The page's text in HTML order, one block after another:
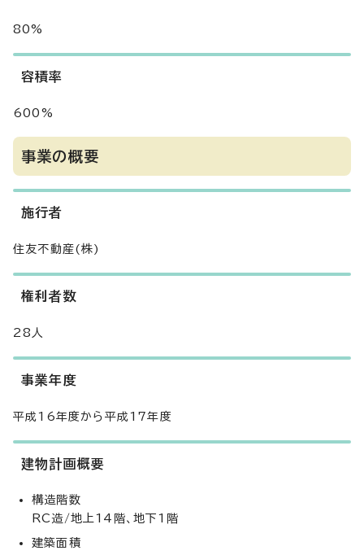
80%
容積率
600%
事業の概要
施行者
住友不動産(株)
権利者数
28人
事業年度
平成16年度から平成17年度
建物計画概要
構造階数
RC造/地上14階、地下1階
建築面積